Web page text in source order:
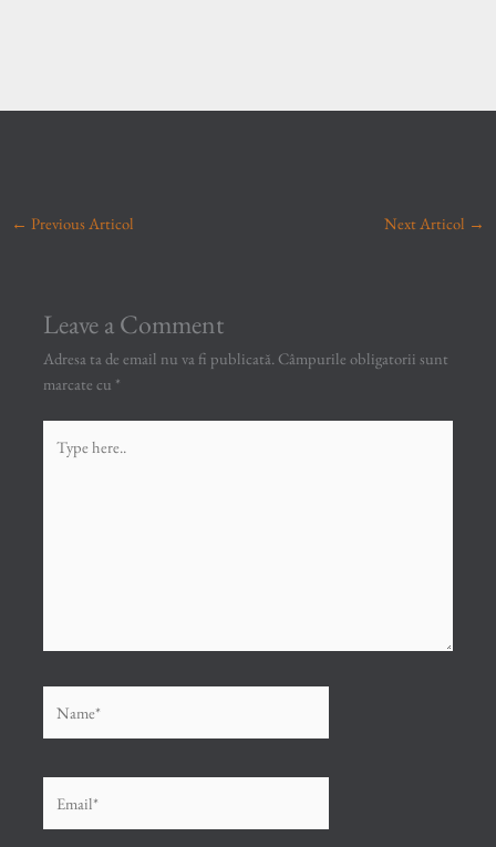
← Previous Articol Next Articol →
Leave a Comment
Adresa ta de email nu va fi publicată. Câmpurile obligatorii sunt
marcate cu *
here..